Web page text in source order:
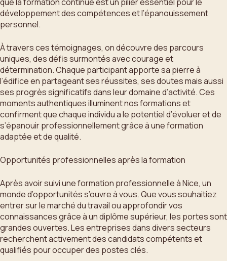
développement des compétences et l’épanouissement
personnel.
À travers ces témoignages, on découvre des parcours
uniques, des défis surmontés avec courage et
détermination. Chaque participant apporte sa pierre à
l’édifice en partageant ses réussites, ses doutes mais aussi
ses progrès significatifs dans leur domaine d’activité. Ces
moments authentiques illuminent nos formations et
confirment que chaque individu a le potentiel d’évoluer et de
s’épanouir professionnellement grâce à une formation
adaptée et de qualité.
Opportunités professionnelles après la formation
Après avoir suivi une formation professionnelle à Nice, un
monde d’opportunités s’ouvre à vous. Que vous souhaitiez
entrer sur le marché du travail ou approfondir vos
connaissances grâce à un diplôme supérieur, les portes sont
grandes ouvertes. Les entreprises dans divers secteurs
recherchent activement des candidats compétents et
qualifiés pour occuper des postes clés.